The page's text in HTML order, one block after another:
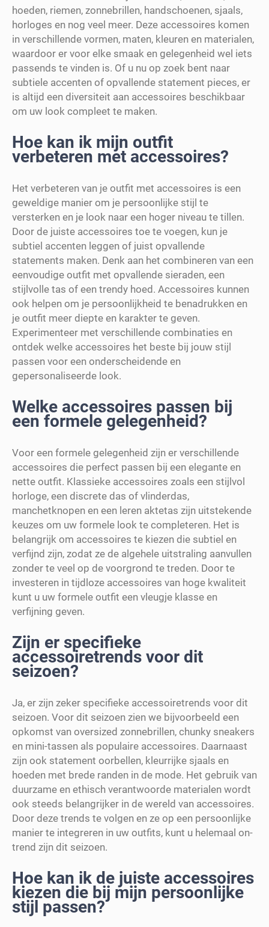
hoeden, riemen, zonnebrillen, handschoenen, sjaals,
horloges en nog veel meer. Deze accessoires komen
in verschillende vormen, maten, kleuren en materialen,
waardoor er voor elke smaak en gelegenheid wel iets
passends te vinden is. Of u nu op zoek bent naar
subtiele accenten of opvallende statement pieces, er
is altijd een diversiteit aan accessoires beschikbaar
om uw look compleet te maken.
Hoe kan ik mijn outfit
verbeteren met accessoires?
Het verbeteren van je outfit met accessoires is een
geweldige manier om je persoonlijke stijl te
versterken en je look naar een hoger niveau te tillen.
Door de juiste accessoires toe te voegen, kun je
subtiel accenten leggen of juist opvallende
statements maken. Denk aan het combineren van een
eenvoudige outfit met opvallende sieraden, een
stijlvolle tas of een trendy hoed. Accessoires kunnen
ook helpen om je persoonlijkheid te benadrukken en
je outfit meer diepte en karakter te geven.
Experimenteer met verschillende combinaties en
ontdek welke accessoires het beste bij jouw stijl
passen voor een onderscheidende en
gepersonaliseerde look.
Welke accessoires passen bij
een formele gelegenheid?
Voor een formele gelegenheid zijn er verschillende
accessoires die perfect passen bij een elegante en
nette outfit. Klassieke accessoires zoals een stijlvol
horloge, een discrete das of vlinderdas,
manchetknopen en een leren aktetas zijn uitstekende
keuzes om uw formele look te completeren. Het is
belangrijk om accessoires te kiezen die subtiel en
verfijnd zijn, zodat ze de algehele uitstraling aanvullen
zonder te veel op de voorgrond te treden. Door te
investeren in tijdloze accessoires van hoge kwaliteit
kunt u uw formele outfit een vleugje klasse en
verfijning geven.
Zijn er specifieke
accessoiretrends voor dit
seizoen?
Ja, er zijn zeker specifieke accessoiretrends voor dit
seizoen. Voor dit seizoen zien we bijvoorbeeld een
opkomst van oversized zonnebrillen, chunky sneakers
en mini-tassen als populaire accessoires. Daarnaast
zijn ook statement oorbellen, kleurrijke sjaals en
hoeden met brede randen in de mode. Het gebruik van
duurzame en ethisch verantwoorde materialen wordt
ook steeds belangrijker in de wereld van accessoires.
Door deze trends te volgen en ze op een persoonlijke
manier te integreren in uw outfits, kunt u helemaal on-
trend zijn dit seizoen.
Hoe kan ik de juiste accessoires
kiezen die bij mijn persoonlijke
stijl passen?